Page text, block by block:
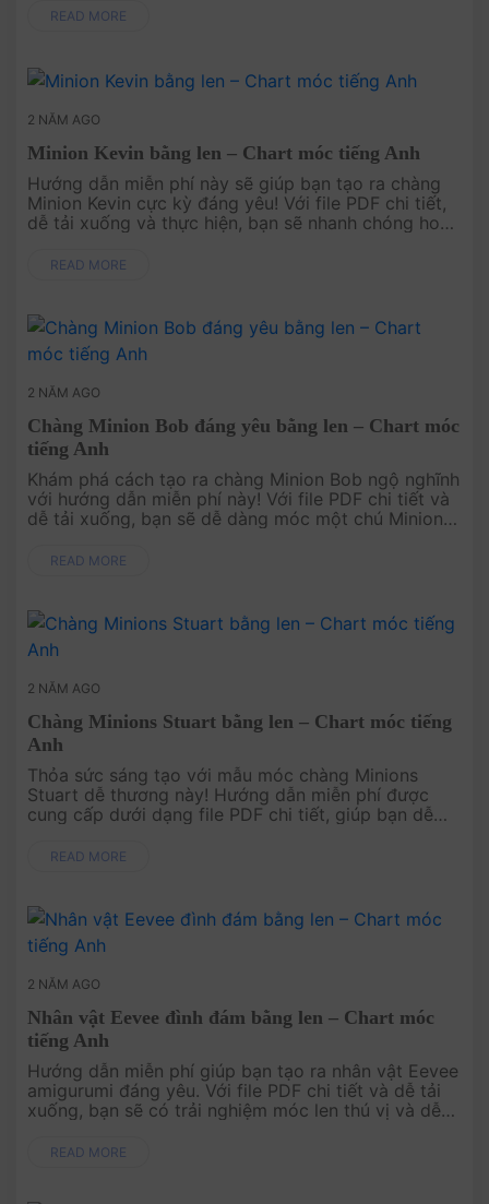
thương vào bộ sưu tậ....
READ MORE
2 NĂM AGO
Minion Kevin bằng len – Chart móc tiếng Anh
Hướng dẫn miễn phí này sẽ giúp bạn tạo ra chàng
Minion Kevin cực kỳ đáng yêu! Với file PDF chi tiết,
dễ tải xuống và thực hiện, bạn sẽ nhanh chóng hoàn
Minion Kevin vào bộ ....
READ MORE
2 NĂM AGO
Chàng Minion Bob đáng yêu bằng len – Chart móc
tiếng Anh
Khám phá cách tạo ra chàng Minion Bob ngộ nghĩnh
với hướng dẫn miễn phí này! Với file PDF chi tiết và
dễ tải xuống, bạn sẽ dễ dàng móc một chú Minion
một món quà thú vị ....
READ MORE
2 NĂM AGO
Chàng Minions Stuart bằng len – Chart móc tiếng
Anh
Thỏa sức sáng tạo với mẫu móc chàng Minions
Stuart dễ thương này! Hướng dẫn miễn phí được
cung cấp dưới dạng file PDF chi tiết, giúp bạn dễ
để có một chú Minions Stuart v....
READ MORE
2 NĂM AGO
Nhân vật Eevee đình đám bằng len – Chart móc
tiếng Anh
Hướng dẫn miễn phí giúp bạn tạo ra nhân vật Eevee
amigurumi đáng yêu. Với file PDF chi tiết và dễ tải
xuống, bạn sẽ có trải nghiệm móc len thú vị và dễ
mình!.
READ MORE